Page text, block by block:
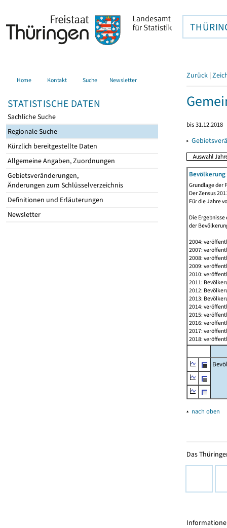
Home Kontakt Suche Newsletter
STATISTISCHE DATEN
Sachliche Suche
Regionale Suche
Kürzlich bereitgestellte Daten
Allgemeine Angaben, Zuordnungen
Gebietsveränderungen,
Änderungen zum Schlüsselverzeichnis
Definitionen und Erläuterungen
Newsletter
Zurück |
bis 31.12.2018
▸
Grundlage der
Der Zensus
Für die Jahre
Die
der
2004:
2007:
2008:
2009:
2010:
2011:
2012:
2013:
2014:
2015:
2016:
2017:
2018:
▴ nach oben
Das